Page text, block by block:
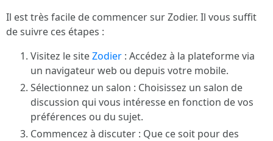
Il est très facile de commencer sur Zodier. Il vous suffit
de suivre ces étapes :
Visitez le siteZodier : Accédez à la plateforme via
un navigateur web ou depuis votre mobile.
Sélectionnez un salon : Choisissez un salon de
discussion qui vous intéresse en fonction de vos
préférences ou du sujet.
Commencez à discuter : Que ce soit pour des